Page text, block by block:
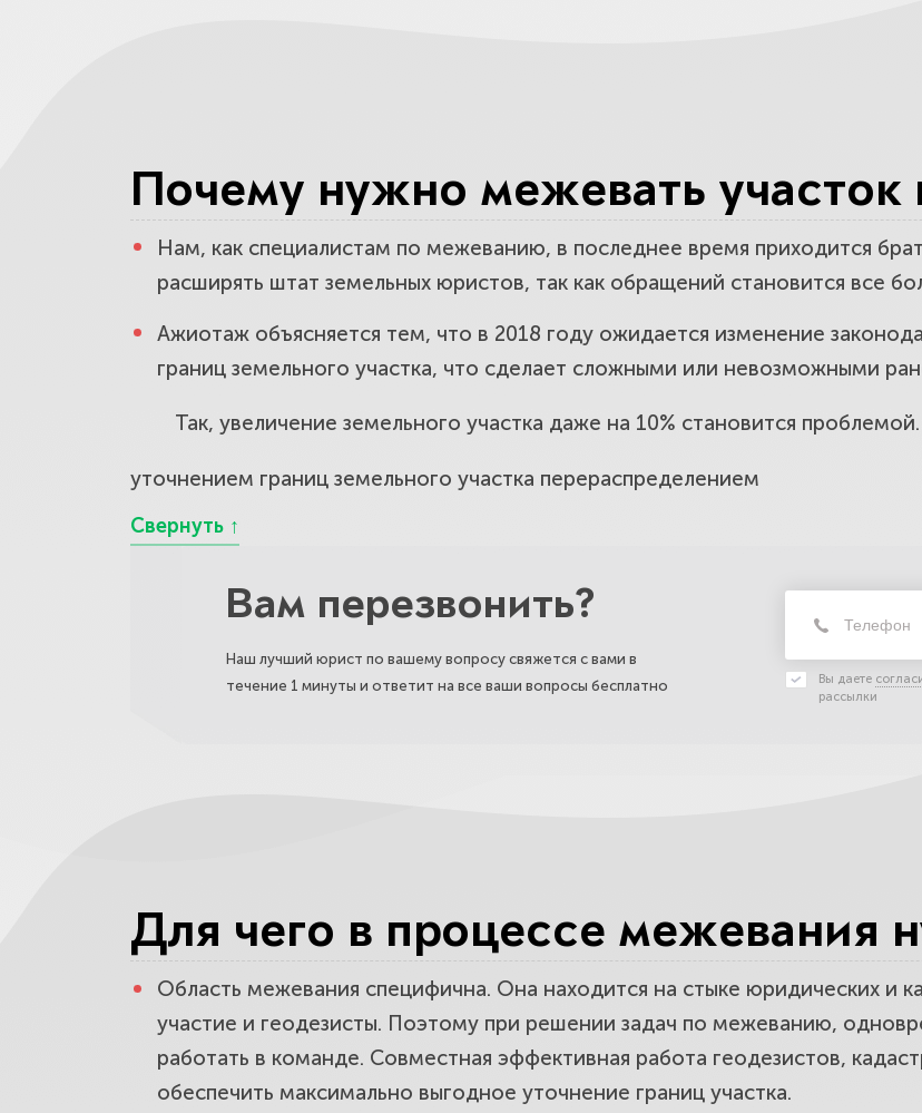
Какие юристы вас обокрадут
На что обратить внимание при выборе
Почему нужно межевать участок
Нам, как специалистам по межеванию, в последнее время приходится
расширять штат земельных юристов, так как обращений становится все
Ажиотаж объясняется тем, что в 2018 году ожидается изменение
границ земельного участка, что сделает сложными или невозможными
Так, увеличение земельного участка даже на 10% становится проблемой.
уточнением границ земельного участка перераспределением
Вам перезвонить?
Наш лучший юрист по вашему вопросу свяжется с вами в
течение 1 минуты и ответит на все ваши вопросы бесплатно
Вы даете
рассылки
Для чего в процессе межевания
Область межевания специфична. Она находится на стыке юридических и
участие и геодезисты. Поэтому при решении задач по межеванию,
работать в команде. Совместная эффективная работа геодезистов,
обеспечить максимально выгодное уточнение границ участка.